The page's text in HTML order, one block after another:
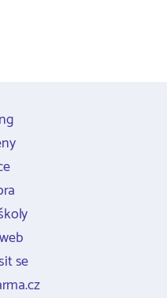
se